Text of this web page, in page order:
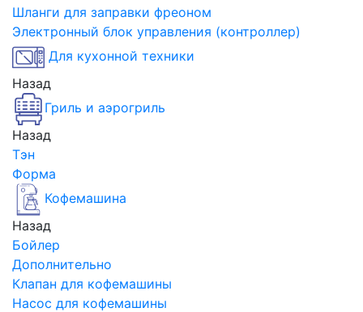
Шланги для заправки фреоном
Электронный блок управления (контроллер)
Для кухонной техники
Назад
Гриль и аэрогриль
Назад
Тэн
Форма
Кофемашина
Назад
Бойлер
Дополнительно
Клапан для кофемашины
Насос для кофемашины